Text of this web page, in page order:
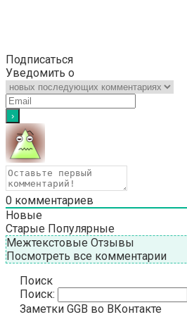
Подписаться
Уведомить о
0 комментариев
Новые
Старые Популярные
Межтекстовые Отзывы
Посмотреть все комментарии
Поиск
Поиск:
Заметки GGB во ВКонтакте